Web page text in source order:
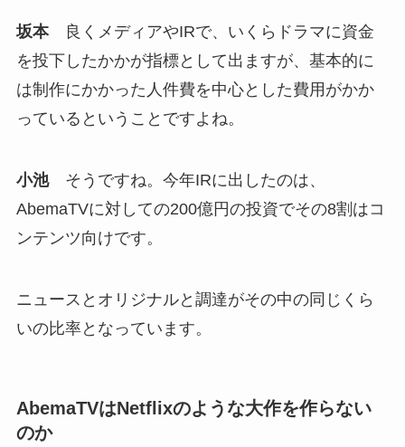
坂本良くメディアやIRで、いくらドラマに資金
を投下したかかが指標として出ますが、基本的に
は制作にかかった人件費を中心とした費用がかか
っているということですよね。
小池そうですね。今年IRに出したのは、
AbemaTVに対しての200億円の投資でその8割はコ
ンテンツ向けです。
ニュースとオリジナルと調達がその中の同じくら
いの比率となっています。
AbemaTVはNetflixのような大作を作らない
のか